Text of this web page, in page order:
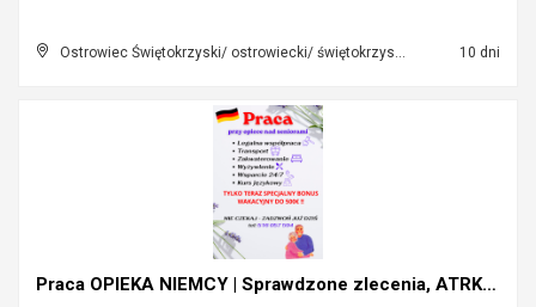
Ostrowiec Świętokrzyski/ ostrowiecki/ świętokrzyskie 10 dni
Praca OPIEKA NIEMCY | Sprawdzone zlecenia, ATRKACY...